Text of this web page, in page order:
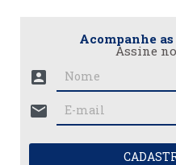
Acompanhe
Assine
account_box
mail